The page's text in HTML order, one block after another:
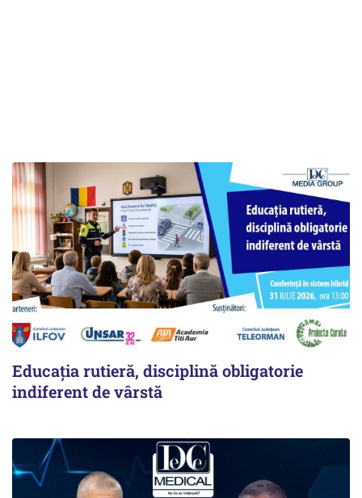
Educația rutieră, disciplină obligatorie
indiferent de vârstă